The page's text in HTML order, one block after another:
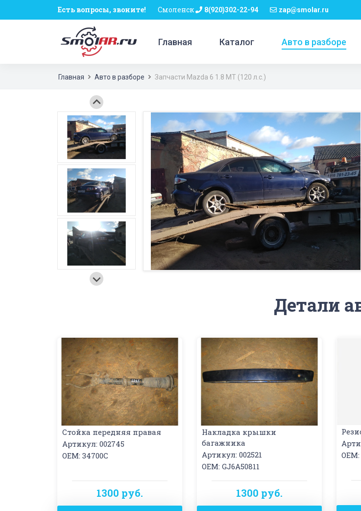
Есть вопросы, звоните! Смоленск 8(920)302-22-94 zap@smolar.ru
Главная Каталог Авто в разборе
Главная Авто в разборе Запчасти Mazda 6 1.8 MT (120 л.с.)
Детали
Стойка передняя правая
Артикул: 002745
OEM: 34700C
1300 руб.
Накладка крышки
багажника
Артикул: 002521
OEM: GJ6A50811
1300 руб.